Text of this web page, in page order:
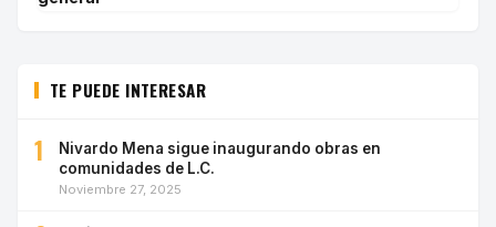
TE PUEDE INTERESAR
1
Nivardo Mena sigue inaugurando obras en
comunidades de L.C.
Noviembre 27, 2025